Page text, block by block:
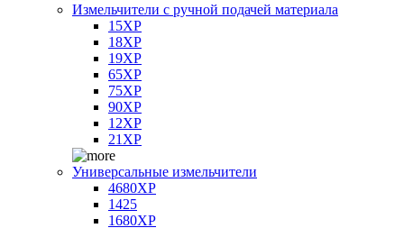
Измельчители с ручной подачей материала
15XP
18XP
19XP
65XP
75XP
90XP
12XP
21XP
Универсальные измельчители
4680XP
1425
1680XP